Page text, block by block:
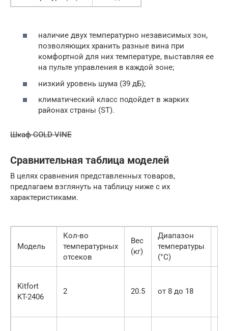
наличие двух температурно независимых зон,
позволяющих хранить разные вина при
комфортной для них температуре, выставляя ее
на пульте управления в каждой зоне;
низкий уровень шума (39 дБ);
климатический класс подойдет в жарких
районах страны (ST).
Шкаф COLD VINE
Сравнительная таблица моделей
В целях сравнения представленных товаров,
предлагаем взглянуть на таблицу ниже с их
характеристиками.
Модель
Кол-во
температурных
отсеков
Вес
(кг)
Диапазон
температуры
(°С)
Kitfort
KT-2406
2 20.5 от 8 до 18